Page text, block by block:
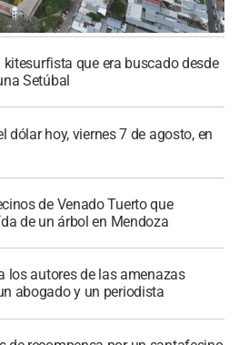
que era buscado desde
Setúbal
dólar hoy, viernes 7 de agosto, en
de Venado Tuerto que
de un árbol en Mendoza
los autores de las amenazas
abogado y un periodista